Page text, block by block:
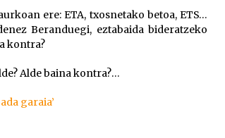
jaisteko.
ere: ETA, txosnetako betoa, ETS…
Beranduegi, eztabaida bideratzeko
kontra?
Alde baina kontra?…
garaia’